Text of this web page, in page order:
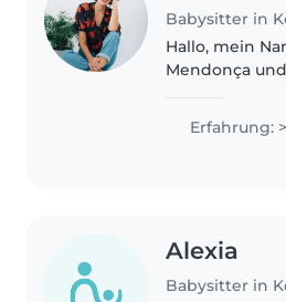
Babysitter in
Hallo, mein Name ist Laura
Mendonça
Babysitterin.
bisher noch
Erfahrung:
Alexia
Babysitter in